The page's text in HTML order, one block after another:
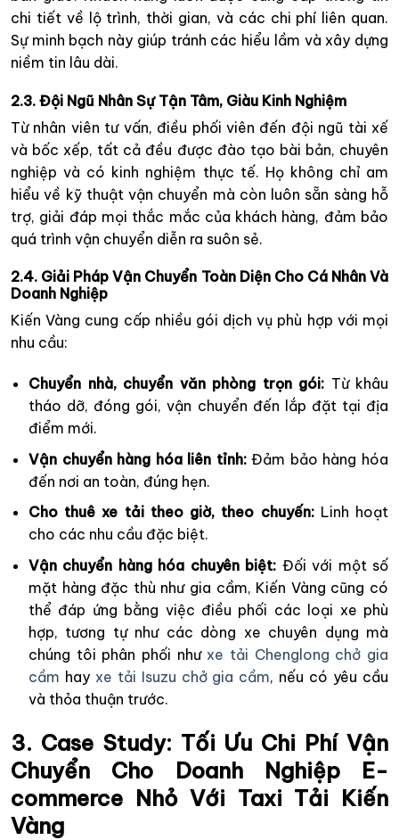
chi tiết về lộ trình, thời gian, và các chi phí liên quan.
Sự minh bạch này giúp tránh các hiểu lầm và xây dựng
niềm tin lâu dài.
2.3. Đội Ngũ Nhân Sự Tận Tâm, Giàu Kinh Nghiệm
Từ nhân viên tư vấn, điều phối viên đến đội ngũ tài xế
và bốc xếp, tất cả đều được đào tạo bài bản, chuyên
nghiệp và có kinh nghiệm thực tế. Họ không chỉ am
hiểu về kỹ thuật vận chuyển mà còn luôn sẵn sàng hỗ
trợ, giải đáp mọi thắc mắc của khách hàng, đảm bảo
quá trình vận chuyển diễn ra suôn sẻ.
2.4. Giải Pháp Vận Chuyển Toàn Diện Cho Cá Nhân Và
Doanh Nghiệp
Kiến Vàng cung cấp nhiều gói dịch vụ phù hợp với mọi
nhu cầu:
Chuyển nhà, chuyển văn phòng trọn gói: Từ khâu
tháo dỡ, đóng gói, vận chuyển đến lắp đặt tại địa
điểm mới.
Vận chuyển hàng hóa liên tỉnh:Đảm bảo hàng hóa
đến nơi an toàn, đúng hẹn.
Cho thuê xe tải theo giờ, theo chuyến:Linh hoạt
cho các nhu cầu đặc biệt.
Vận chuyển hàng hóa chuyên biệt: Đối với một số
mặt hàng đặc thù như gia cầm, Kiến Vàng cũng có
thể đáp ứng bằng việc điều phối các loại xe phù
hợp, tương tự như các dòng xe chuyên dụng mà
chúng tôi phân phối như xe tải Chenglong chở gia
cầm hay xe tải Isuzu chở gia cầm, nếu có yêu cầu
và thỏa thuận trước.
3. Case Study: Tối Ưu Chi Phí Vận
Chuyển Cho Doanh Nghiệp E-
commerce Nhỏ Với Taxi Tải Kiến
Vàng